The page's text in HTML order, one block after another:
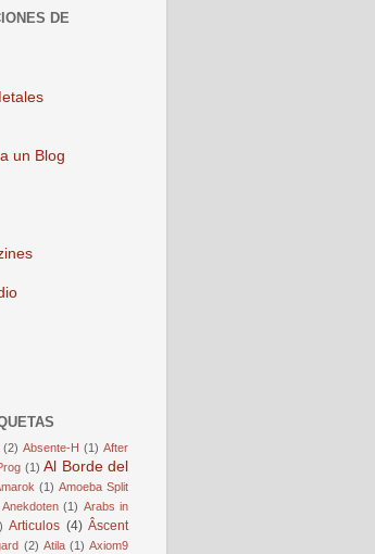
DE
un Blog
(2) Absente-H (1) After
(1) Al Borde del
(1) Amoeba Split
Anekdoten (1) Arabs in
Articulos (4) Âscent
(2) Atila (1) Axiom9